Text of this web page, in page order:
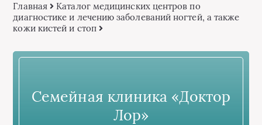
Главная
Каталог медицинских центров по
диагностике и лечению заболеваний ногтей, а также
кожи кистей и стоп
Семейная клиника «Доктор
Лор»